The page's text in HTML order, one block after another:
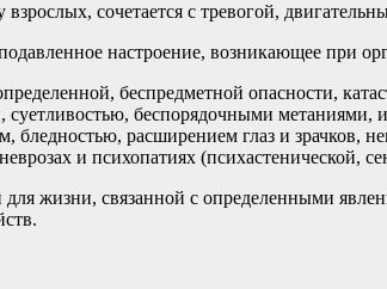
сочетается с тревогой,
настроение, возникающее при
беспредметной опасности,
суетливостью, беспорядочными
расширением глаз и зрачков,
и психопатиях (психастенической,
жизни, связанной с определенными